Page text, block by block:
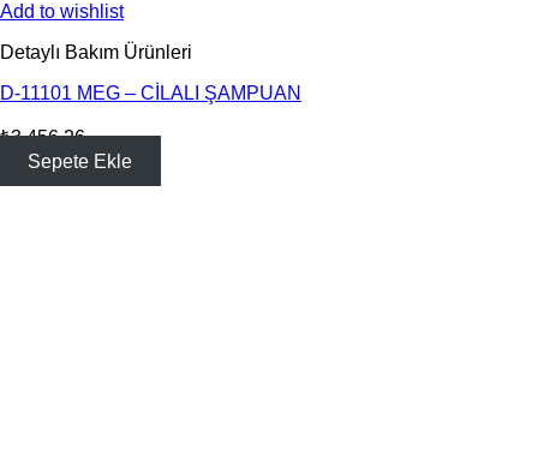
Add to wishlist
Detaylı Bakım Ürünleri
D-11101 MEG – CİLALI ŞAMPUAN
₺3,456.26
Sepete Ekle